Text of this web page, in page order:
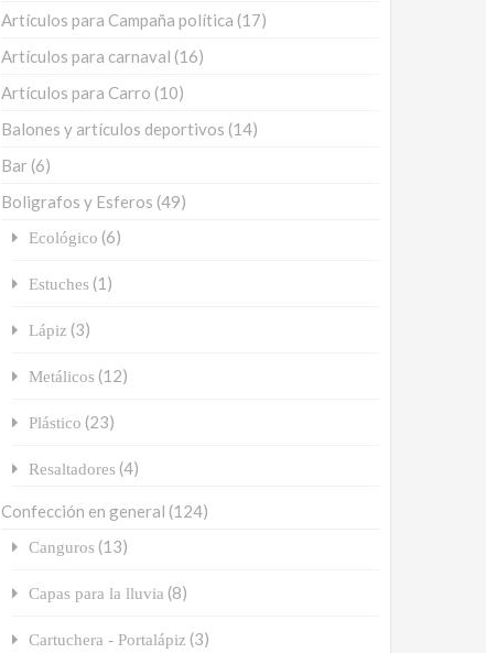
Artículos para Campaña política (17)
Artículos para carnaval (16)
Artículos para Carro (10)
Balones y artículos deportivos (14)
Bar (6)
Boligrafos y Esferos (49)
Ecológico (6)
Estuches (1)
Lápiz (3)
Metálicos (12)
Plástico (23)
Resaltadores (4)
Confección en general (124)
Canguros (13)
Capas para la lluvia (8)
Cartuchera - Portalápiz (3)